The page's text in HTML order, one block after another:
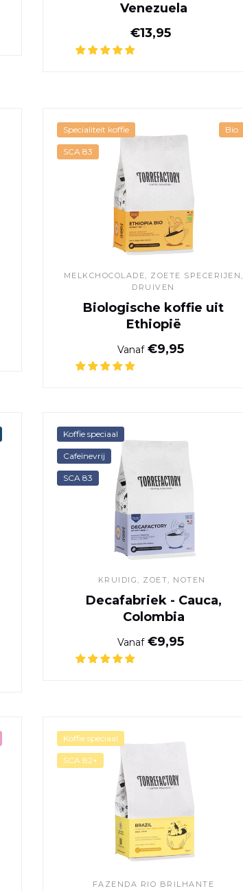
Venezuela
Normale prijs
€13,95
MELKCHOCOLADE, ZOETE SPECERIJEN,
DRUIVEN
Biologische koffie uit
Ethiopië
Normale prijs
Vanaf€9,95
Bio
Specialiteit koffie
SCA 83
KRUIDIG, ZOET, NOTEN
Decafabriek - Cauca,
Colombia
Normale prijs
Vanaf€9,95
Koffie speciaal
Cafeïnevrij
SCA 83
FAZENDA RIO BRILHANTE
Koffie speciaal
SCA 82+